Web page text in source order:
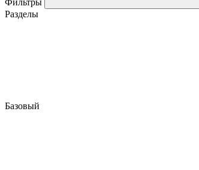
Разделы
Базовый